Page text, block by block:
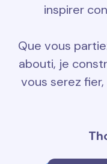
inspirer
Que vous
abouti, je
vous serez